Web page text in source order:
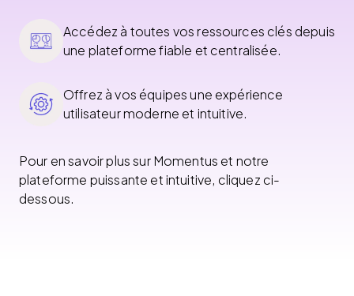
Accédez à toutes vos ressources clés depuis
une plateforme fiable et centralisée.
Offrez à vos équipes une expérience
utilisateur moderne et intuitive.
Pour en savoir plus sur Momentus et notre
plateforme puissante et intuitive, cliquez ci-
dessous.